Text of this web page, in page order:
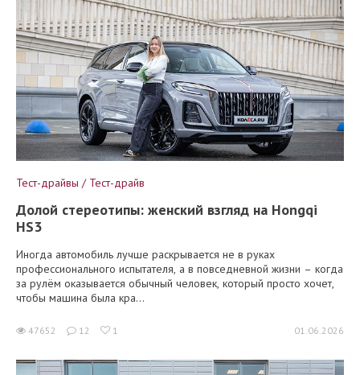
Тест-драйвы / Тест-драйв
Долой стереотипы: женский взгляд на Hongqi
HS3
Иногда автомобиль лучше раскрывается не в руках
профессионального испытателя, а в повседневной жизни – когда
за рулём оказывается обычный человек, который просто хочет,
чтобы машина была кра...
47652 12 1 01.06.2026